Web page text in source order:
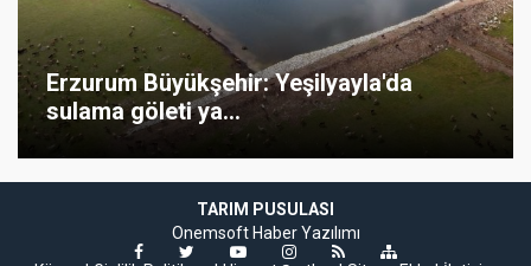
Erzurum Büyükşehir: Yeşilyayla'da
sulama göleti ya...
TARIM PUSULASI
Onemsoft Haber Yazılımı